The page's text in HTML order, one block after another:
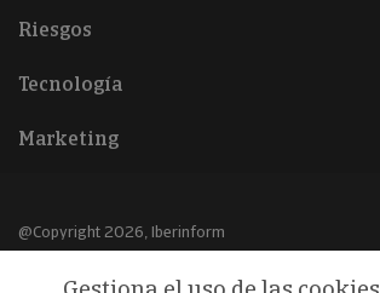
Riesgos
Tecnología
Marketing
@Copyright 2026, Iberinform